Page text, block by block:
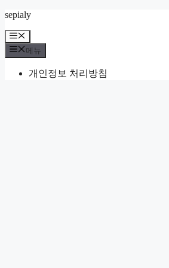
컨
츠
로
sepialy
메
뉴
메뉴
개인정보 처리방침